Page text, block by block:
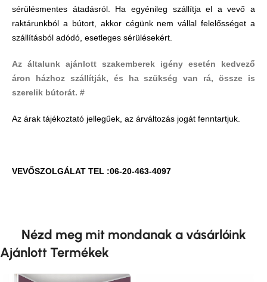
sérülésmentes átadásról. Ha egyénileg szállítja el a vevő a
raktárunkból a bútort, akkor cégünk nem vállal felelősséget a
szállításból adódó, esetleges sérülésekért.
Az általunk ajánlott szakemberek igény esetén kedvező
áron házhoz szállítják, és ha szükség van rá, össze is
szerelik bútorát. #
Az árak tájékoztató jellegűek, az árváltozás jogát fenntartjuk.
VEVŐSZOLGÁLAT TEL :06-20-463-4097
Nézd meg mit mondanak a vásárlóink
Ajánlott Termékek